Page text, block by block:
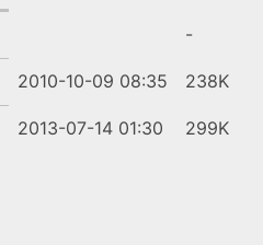
-
2010-10-09 08:35 238K
2013-07-14 01:30 299K